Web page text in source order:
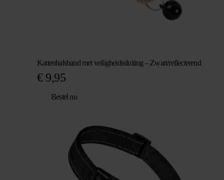
Kattenhalsband met veiligheidssluiting – Zwart/reflecterend
€9,95
Bestel nu